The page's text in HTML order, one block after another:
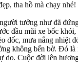
tha hồ mà chạy nhé!
tưởng như đã
đầu mũi xe bốc
dốc, mưa nắng nhiệt
không bến bờ. Đó
do. Cuộc đời lên